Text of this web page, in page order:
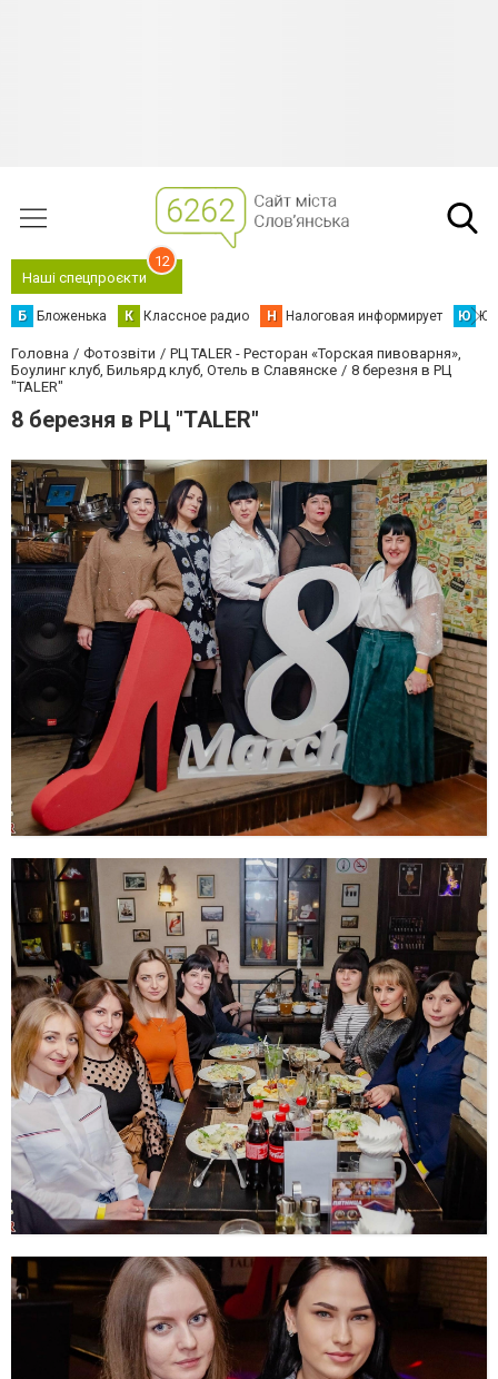
Наші спецпроєкти
12
Б Бложенька К Классное радио Н Налоговая информирует Ю
Головна Фотозвіти
РЦ TALER - Ресторан «Торская пивоварня»,
Боулинг клуб, Бильярд клуб, Отель в Славянске
8 березня в РЦ
"TALER"
8 березня в РЦ "TALER"